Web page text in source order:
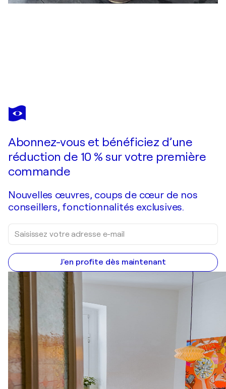
STEPHANIE HO
The Jockeys Nano 01
Abonnez-vous et bénéficiez d’une
réduction de 10 % sur votre première
commande
Nouvelles œuvres, coups de cœur de nos
conseillers, fonctionnalités exclusives.
J'en profite dès maintenant